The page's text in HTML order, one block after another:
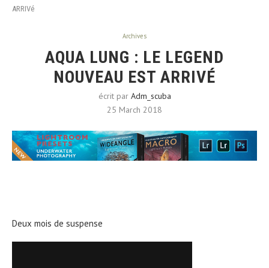
ARRIVé
Archives
AQUA LUNG : LE LEGEND
NOUVEAU EST ARRIVÉ
écrit par Adm_scuba
25 March 2018
Deux mois de suspense